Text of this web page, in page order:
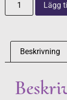
Lägg
Beskrivning